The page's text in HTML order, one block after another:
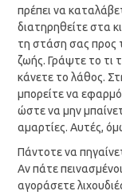
πρέπει να
διατηρηθείτε στα
τη στάση σας προς
ζωής. Γράψτε το τι
κάνετε το λάθος.
μπορείτε να
ώστε να μην
αμαρτίες. Αυτές,
Πάντοτε να
Αν πάτε
αγοράσετε